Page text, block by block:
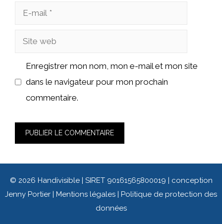
Enregistrer mon nom, mon e-mail et mon site
dans le navigateur pour mon prochain
commentaire.
© 2026 Handivisible | SIRET 90161565800019 | conception
Jenny Portier | Mentions légales | Politique de protection des
données